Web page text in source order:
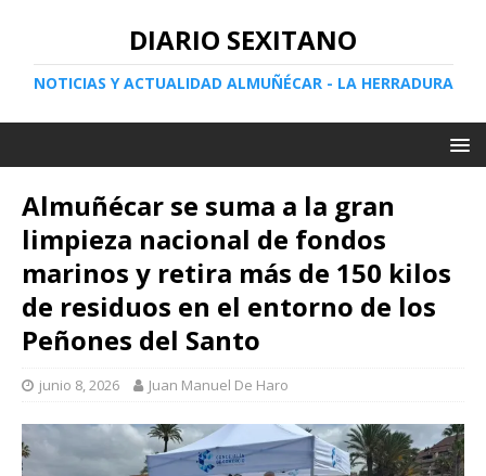
DIARIO SEXITANO
NOTICIAS Y ACTUALIDAD ALMUÑÉCAR - LA HERRADURA
Almuñécar se suma a la gran
limpieza nacional de fondos
marinos y retira más de 150 kilos
de residuos en el entorno de los
Peñones del Santo
junio 8, 2026 Juan Manuel De Haro